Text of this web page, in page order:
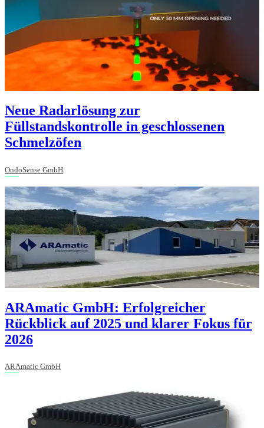
Neue Radarlösung zur
Füllstandskontrolle in geschlossenen
Schmelzöfen
OndoSense GmbH
ARAmatic GmbH: Erfolgreicher
Rückblick auf 2025 und klarer Fokus für
2026
ARAmatic GmbH